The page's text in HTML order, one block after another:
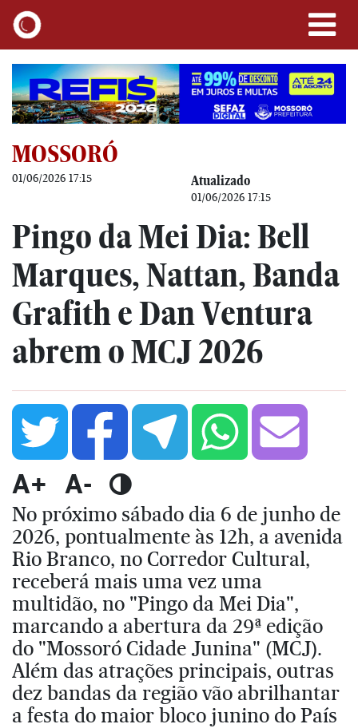
MOSSORÓ
01/06/2026 17:15 Atualizado
01/06/2026 17:15
Pingo da Mei Dia: Bell
Marques, Nattan, Banda
Grafith e Dan Ventura
abrem o MCJ 2026
A+ A-
No próximo sábado dia 6 de junho de
2026, pontualmente às 12h, a avenida
Rio Branco, no Corredor Cultural,
receberá mais uma vez uma
multidão, no "Pingo da Mei Dia",
marcando a abertura da 29ª edição
do "Mossoró Cidade Junina" (MCJ).
Além das atrações principais, outras
dez bandas da região vão abrilhantar
a festa do maior bloco junino do País